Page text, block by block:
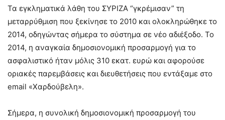
Τα εγκληματικά λάθη του ΣΥΡΙΖΑ “γκρέμισαν” τη
μεταρρύθμιση που ξεκίνησε το 2010 και ολοκληρώθηκε το
2014, οδηγώντας σήμερα το σύστημα σε νέο αδιέξοδο. Το
2014, η αναγκαία δημοσιονομική προσαρμογή για το
ασφαλιστικό ήταν μόλις 310 εκατ. ευρώ και αφορούσε
οριακές παρεμβάσεις και διευθετήσεις που εντάξαμε στο
email «Χαρδούβελη».
Σήμερα, η συνολική δημοσιονομική προσαρμογή του